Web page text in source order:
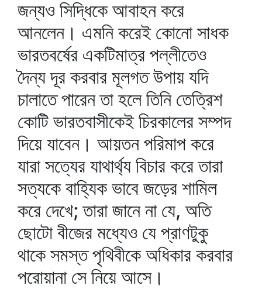
জন্যও সিদ্ধিকে আবাহন করে
আনলেন। এমনি করেই কোনো সাধক
ভারতবর্ষের একটিমাত্র পল্লীতেও
দৈন্য দূর করবার মূলগত উপায় যদি
চালাতে পারেন তা হলে তিনি তেত্রিশ
কোটি ভারতবাসীকেই চিরকালের সম্পদ
দিয়ে যাবেন। আয়তন পরিমাপ করে
যারা সত্যের যাথার্থ্য বিচার করে তারা
সত্যকে বাহ্যিক ভাবে জড়ের শামিল
করে দেখে; তারা জানে না যে, অতি
ছোটো বীজের মধ্যেও যে প্রাণটুকু
থাকে সমস্ত পৃথিবীকে অধিকার করবার
পরোয়ানা সে নিয়ে আসে।